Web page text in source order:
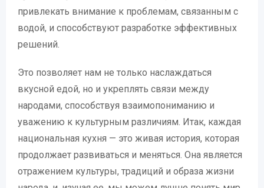
привлекать внимание к проблемам, связанным с
водой, и способствуют разработке эффективных
решений.
Это позволяет нам не только наслаждаться
вкусной едой, но и укреплять связи между
народами, способствуя взаимопониманию и
уважению к культурным различиям. Итак, каждая
национальная кухня — это живая история, которая
продолжает развиваться и меняться. Она является
отражением культуры, традиций и образа жизни